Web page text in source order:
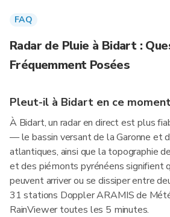
FAQ
Radar de Pluie à Bidart :
Fréquemment Posées
Pleut-il à Bidart en ce
À Bidart, un radar en direct est plus
— le bassin versant de la Garonne et
atlantiques, ainsi que la topographie
et des piémonts pyrénéens signifient
peuvent arriver ou se dissiper entre
31 stations Doppler ARAMIS de
RainViewer toutes les 5 minutes.